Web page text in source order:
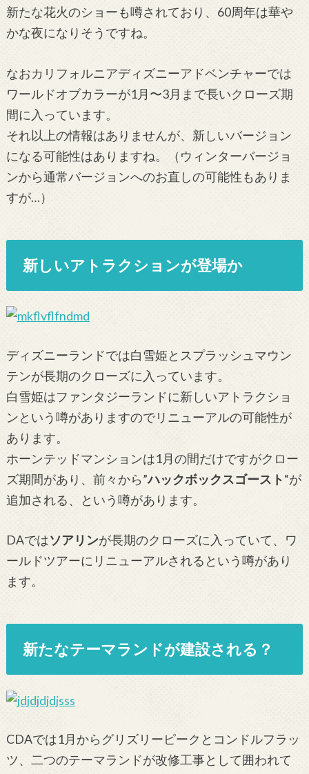
新たな花火のショーも噂されており、60周年は華や
かな夜になりそうですね。
なおカリフォルニアディズニーアドベンチャーでは
ワールドオブカラーが1月〜3月まで長いクローズ期
間に入っています。
それ以上の情報はありませんが、新しいバージョン
になる可能性はありますね。（ウィンターバージョ
ンから通常バージョンへのお直しの可能性もありま
すが…）
新しいアトラクションが登場か
ディズニーランドでは白雪姫とスプラッシュマウン
テンが長期のクローズに入っています。
白雪姫はファンタジーランドに新しいアトラクショ
ンという噂がありますのでリニューアルの可能性が
あります。
ホーンテッドマンションは1月の間だけですがクロー
ズ期間があり、前々から”ハックボックスゴースト“が
追加される、という噂があります。
DAではソアリンが長期のクローズに入っていて、ワ
ールドツアーにリニューアルされるという噂があり
ます。
新たなテーマランドが建設される？
CDAでは1月からグリズリーピークとコンドルフラッ
ツ、二つのテーマランドが改修工事として囲われて